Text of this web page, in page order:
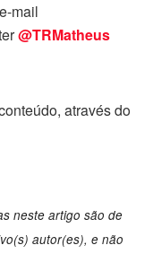
mail
@TRMatheus
através do
neste artigo são de
autor(es), e não